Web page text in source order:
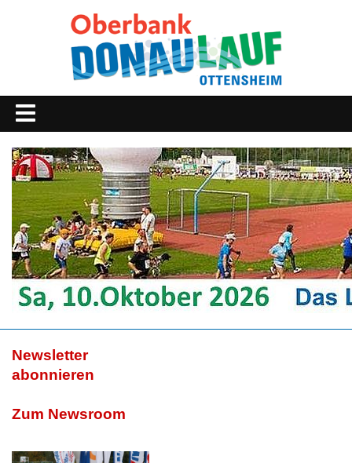
Newsletter
abonnieren
Zum Newsroom